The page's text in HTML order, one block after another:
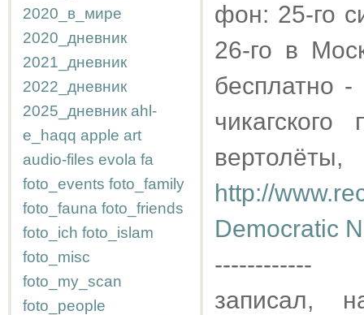
2020_в_мире
2020_дневник
2021_дневник
2022_дневник
2025_дневник ahl-
e_haqq apple art
audio-files evola fa
foto_events foto_family
foto_fauna foto_friends
foto_ich foto_islam
foto_misc
foto_my_scan
foto_people
фон: 25-го
26-го в
бесплатно
http://
Democratic
------------
записал,